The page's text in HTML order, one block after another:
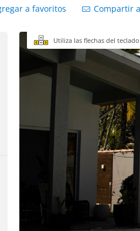
a favoritos Compartir
Utiliza las flechas del